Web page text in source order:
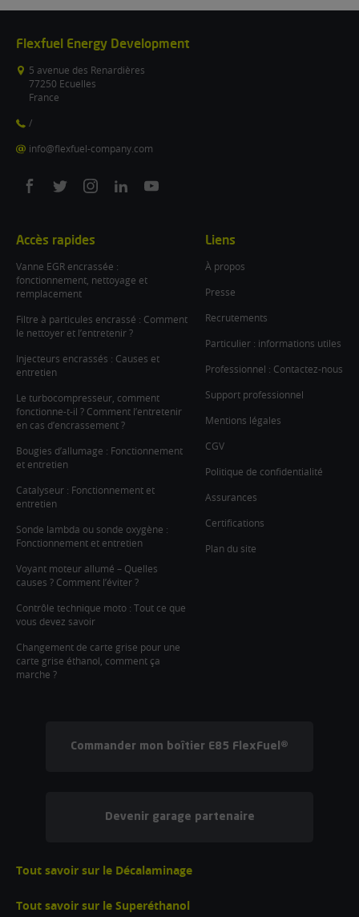
Flexfuel Energy Development
5 avenue des Renardières
77250 Ecuelles
France
/
info@flexfuel-company.com
On
On
On
On
On
Accès rapides
Vanne EGR encrassée :
fonctionnement, nettoyage et
remplacement
Filtre à particules encrassé : Comment
le nettoyer et l’entretenir ?
Injecteurs encrassés : Causes et
entretien
Le turbocompresseur, comment
fonctionne-t-il ? Comment l’entretenir
en cas d’encrassement ?
Bougies d’allumage : Fonctionnement
et entretien
Catalyseur : Fonctionnement et
entretien
Sonde lambda ou sonde oxygène :
Fonctionnement et entretien
Voyant moteur allumé – Quelles
causes ? Comment l’éviter ?
Contrôle technique moto : Tout ce que
vous devez savoir
Changement de carte grise pour une
carte grise éthanol, comment ça
marche ?
Liens
À propos
Presse
Recrutements
Particulier : informations utiles
Professionnel : Contactez-nous
Support professionnel
Mentions légales
CGV
Politique de confidentialité
Assurances
Certifications
Plan du site
Commander mon boîtier E85 FlexFuel®
Devenir garage partenaire
Tout savoir sur le Décalaminage
Tout savoir sur le Superéthanol